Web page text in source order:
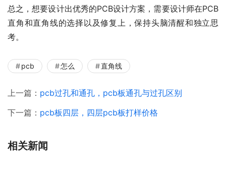
总之，想要设计出优秀的PCB设计方案，需要设计师在PCB
直角和直角线的选择以及修复上，保持头脑清醒和独立思
考。
pcb 怎么 直角线
上一篇： pcb过孔和通孔，pcb板通孔与过孔区别
下一篇： pcb板四层，四层pcb板打样价格
相关新闻